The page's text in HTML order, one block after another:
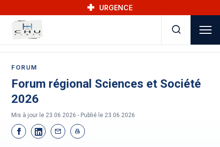
URGENCE
FORUM
Forum régional Sciences et Société
2026
Mis à jour le 23.06.2026 - Publié le 23.06.2026